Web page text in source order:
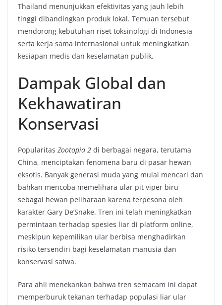
Thailand menunjukkan efektivitas yang jauh lebih
tinggi dibandingkan produk lokal. Temuan tersebut
mendorong kebutuhan riset toksinologi di Indonesia
serta kerja sama internasional untuk meningkatkan
kesiapan medis dan keselamatan publik.
Dampak Global dan
Kekhawatiran
Konservasi
Popularitas Zootopia 2 di berbagai negara, terutama
China, menciptakan fenomena baru di pasar hewan
eksotis. Banyak generasi muda yang mulai mencari dan
bahkan mencoba memelihara ular pit viper biru
sebagai hewan peliharaan karena terpesona oleh
karakter Gary De’Snake. Tren ini telah meningkatkan
permintaan terhadap spesies liar di platform online,
meskipun kepemilikan ular berbisa menghadirkan
risiko tersendiri bagi keselamatan manusia dan
konservasi satwa.
Para ahli menekankan bahwa tren semacam ini dapat
memperburuk tekanan terhadap populasi liar ular